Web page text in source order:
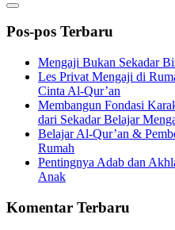
Pos-pos Terbaru
Mengaji Bukan Sekadar
Les Privat Mengaji di
Cinta Al-Qur’an
Membangun Fondasi
dari Sekadar Belajar
Belajar Al-Qur’an &
Rumah
Pentingnya Adab dan
Anak
Komentar Terbaru